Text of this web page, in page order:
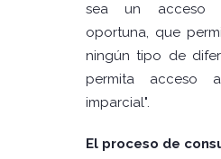
sea un acceso
oportuna, que
ningún tipo de
permita acceso
imparcial".
El proceso de